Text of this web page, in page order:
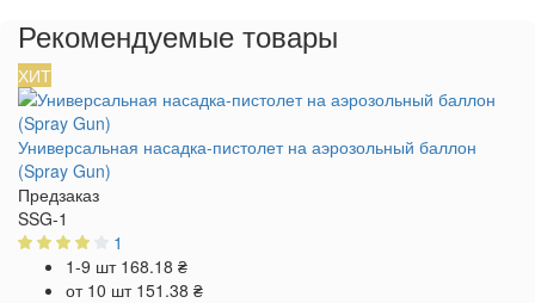
Рекомендуемые товары
ХИТ
Универсальная насадка-пистолет на аэрозольный баллон
(Spray Gun)
Предзаказ
SSG-1
1
1-9 шт 168.18 ₴
от 10 шт 151.38 ₴